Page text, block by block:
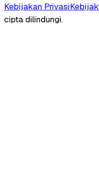
Kebijakan Privasi
cipta dilindungi.